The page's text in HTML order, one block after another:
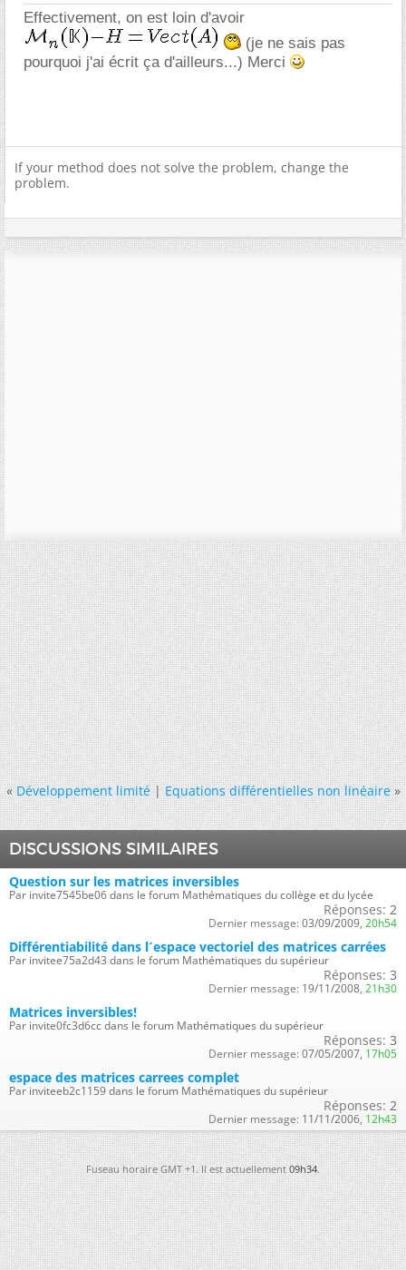
Effectivement, on est loin d'avoir
(je ne sais pas
pourquoi j'ai écrit ça d'ailleurs...) Merci
If your method does not solve the problem, change the
problem.
« Développement limité|Equations différentielles non linéaire »
DISCUSSIONS SIMILAIRES
Question sur les matrices inversibles
Par invite7545be06 dans le forum Mathématiques du collège et du lycée
Réponses: 2
Dernier message: 03/09/2009, 20h54
Différentiabilité dans l´espace vectoriel des matrices carrées
Par invitee75a2d43 dans le forum Mathématiques du supérieur
Réponses: 3
Dernier message: 19/11/2008, 21h30
Matrices inversibles!
Par invite0fc3d6cc dans le forum Mathématiques du supérieur
Réponses: 3
Dernier message: 07/05/2007, 17h05
espace des matrices carrees complet
Par inviteeb2c1159 dans le forum Mathématiques du supérieur
Réponses: 2
Dernier message: 11/11/2006, 12h43
Fuseau horaire GMT +1. Il est actuellement09h34.